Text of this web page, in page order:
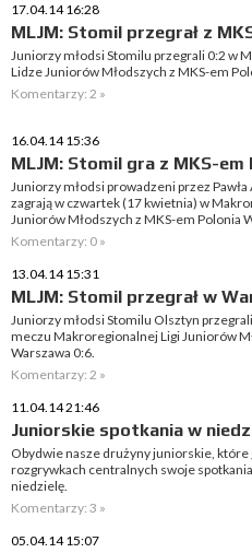
17.04.14 16:28
MLJM: Stomil przegrał z
Juniorzy młodsi Stomilu przegrali 0:2 w
Lidze Juniorów Młodszych z MKS-em
Komentarzy: 2 »
16.04.14 15:36
MLJM: Stomil gra z MKS-em
Juniorzy młodsi prowadzeni przez Pawła
zagrają w czwartek (17 kwietnia) w
Juniorów Młodszych z MKS-em Polonia
Komentarzy: 0 »
13.04.14 15:31
MLJM: Stomil przegrał w
Juniorzy młodsi Stomilu Olsztyn
meczu Makroregionalnej Ligi Juniorów
Warszawa 0:6.
Komentarzy: 2 »
11.04.14 21:46
Juniorskie spotkania w
Obydwie nasze drużyny juniorskie, które
rozgrywkach centralnych swoje
niedzielę.
Komentarzy: 3 »
05.04.14 15:07